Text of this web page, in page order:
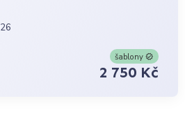
šablony
2 750 Kč